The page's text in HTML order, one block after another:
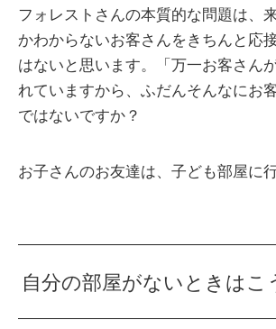
フォレストさんの本質的な問題は、
かわからないお客さんをきちんと応
はないと思います。「万一お客さん
れていますから、ふだんそんなにお
ではないですか？
お子さんのお友達は、子ども部屋に
自分の部屋がないときはこ